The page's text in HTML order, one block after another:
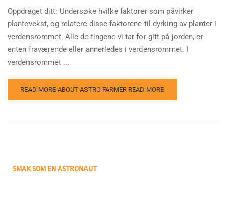
Oppdraget ditt: Undersøke hvilke faktorer som påvirker
plantevekst, og relatere disse faktorene til dyrking av planter i
verdensrommet. Alle de tingene vi tar for gitt på jorden, er
enten fraværende eller annerledes i verdensrommet. I
verdensrommet ...
READ MORE ABOUT ASTRO FARMER READ MORE
SMAK SOM EN ASTRONAUT